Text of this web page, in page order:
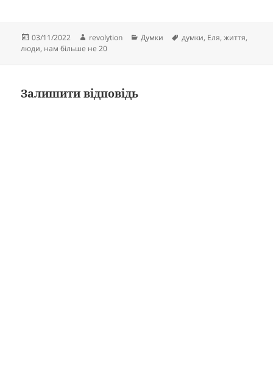
Опубліковано
03/11/2022 Автор
revolytion Категорії
Думки Позначки
думки, Еля,життя,
люди, нам більше не 20
Залишити відповідь